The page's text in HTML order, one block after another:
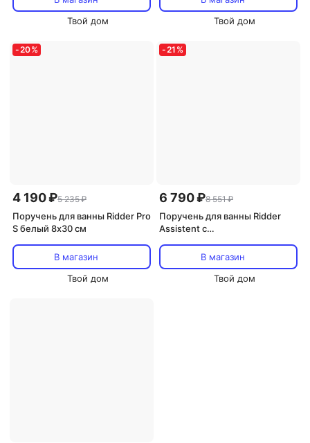
Твой дом
Твой дом
-20%
4 190 ₽5 235 ₽
Поручень для ванны Ridder Pro
S белый 8х30 см
В магазин
Твой дом
-21 %
6 790 ₽8 551 ₽
Поручень для ванны Ridder
Assistent с
поверхностью хром 30 см
В магазин
Твой дом